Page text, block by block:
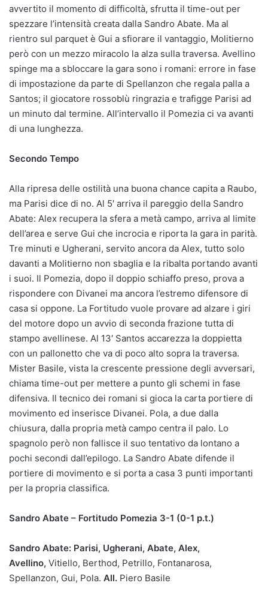
avvertito il momento di difficoltà, sfrutta il time-out per
spezzare l’intensità creata dalla Sandro Abate. Ma al
rientro sul parquet è Gui a sfiorare il vantaggio, Molitierno
però con un mezzo miracolo la alza sulla traversa. Avellino
spinge ma a sbloccare la gara sono i romani: errore in fase
di impostazione da parte di Spellanzon che regala palla a
Santos; il giocatore rossoblù ringrazia e trafigge Parisi ad
un minuto dal termine. All’intervallo il Pomezia ci va avanti
di una lunghezza.
Secondo Tempo
Alla ripresa delle ostilità una buona chance capita a Raubo,
ma Parisi dice di no. Al 5′ arriva il pareggio della Sandro
Abate: Alex recupera la sfera a metà campo, arriva al limite
dell’area e serve Gui che incrocia e riporta la gara in parità.
Tre minuti e Ugherani, servito ancora da Alex, tutto solo
davanti a Molitierno non sbaglia e la ribalta portando avanti
i suoi. Il Pomezia, dopo il doppio schiaffo preso, prova a
rispondere con Divanei ma ancora l’estremo difensore di
casa si oppone. La Fortitudo vuole provare ad alzare i giri
del motore dopo un avvio di seconda frazione tutta di
stampo avellinese. Al 13′ Santos accarezza la doppietta
con un pallonetto che va di poco alto sopra la traversa.
Mister Basile, vista la crescente pressione degli avversari,
chiama time-out per mettere a punto gli schemi in fase
difensiva. Il tecnico dei romani si gioca la carta portiere di
movimento ed inserisce Divanei. Pola, a due dalla
chiusura, dalla propria metà campo centra il palo. Lo
spagnolo però non fallisce il suo tentativo da lontano a
pochi secondi dall’epilogo. La Sandro Abate difende il
portiere di movimento e si porta a casa 3 punti importanti
per la propria classifica.
Sandro Abate – Fortitudo Pomezia 3-1 (0-1 p.t.)
Sandro Abate: Parisi, Ugherani, Abate, Alex,
Avellino, Vitiello, Berthod, Petrillo, Fontanarosa,
Spellanzon, Gui, Pola. All. Piero Basile